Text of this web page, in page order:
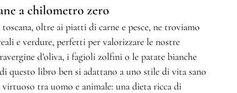
a chilometro zero
oltre ai piatti di carne e pesce, ne troviamo
e verdure, perfetti per valorizzare le nostre
d’oliva, i fagioli zolfini o le patate bianche
questo libro ben si adattano a uno stile di vita sano
tra uomo e animale: una dieta ricca di